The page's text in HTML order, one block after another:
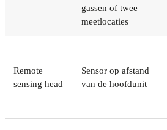
gassen of twee
meetlocaties
Remote
sensing head
Sensor op afstand
van de hoofdunit